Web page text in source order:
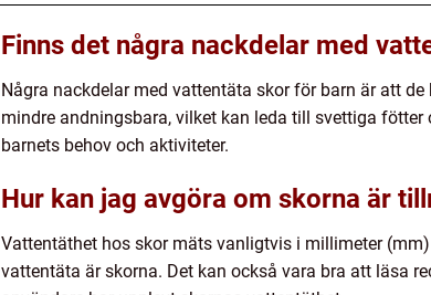
Finns det några nackdelar med
Några nackdelar med vattentäta skor för barn är att
mindre andningsbara, vilket kan leda till svettiga
barnets behov och aktiviteter.
Hur kan jag avgöra om skorna är
Vattentäthet hos skor mäts vanligtvis i millimeter
vattentäta är skorna. Det kan också vara bra att läsa